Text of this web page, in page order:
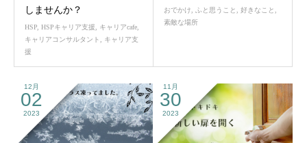
しませんか？
HSP HSPキャリア支援 キャリアcafe
キャリアコンサルタント
キャリア支
援
おでかけ ふと思うこと 好きなこと
素敵な場所
12月
02
2023
11月
30
2023